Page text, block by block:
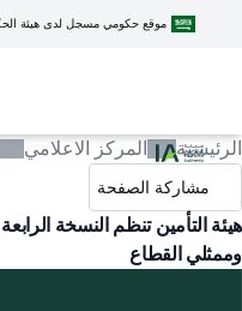
موقع حكومي مسجل لدى هيئة
الرئيسية المركز الاعلامي
مشاركة الصفحة
هيئة التأمين تنظم النسخة
وممثلي القطاع